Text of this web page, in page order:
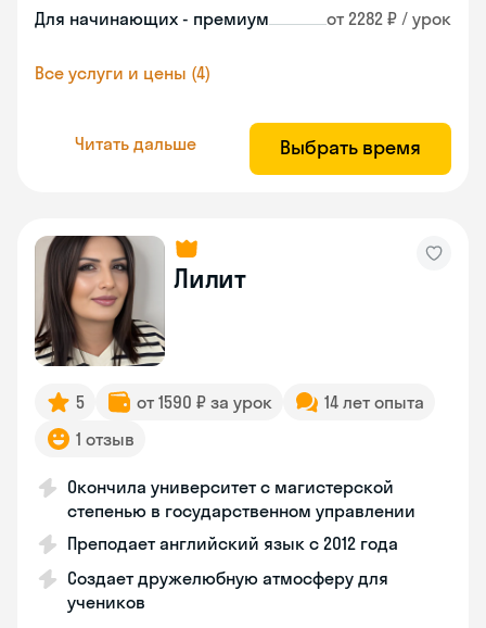
Для начинающих - премиум от 2282 ₽ / урок
Все услуги и цены (4)
Читать дальше Выбрать время
Лилит
5 от 1590 ₽ за урок
14 лет опыта
1 отзыв
Окончила университет с магистерской
степенью в государственном управлении
Преподает английский язык с 2012 года
Создает дружелюбную атмосферу для
учеников